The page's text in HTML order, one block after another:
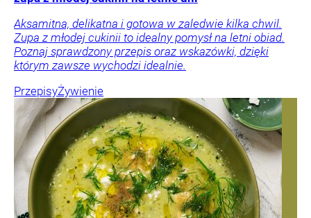
Aksamitna, delikatna i gotowa w zaledwie kilka chwil.
Zupa z młodej cukinii to idealny pomysł na letni obiad.
Poznaj sprawdzony przepis oraz wskazówki, dzięki
którym zawsze wychodzi idealnie.
PrzepisyŻywienie